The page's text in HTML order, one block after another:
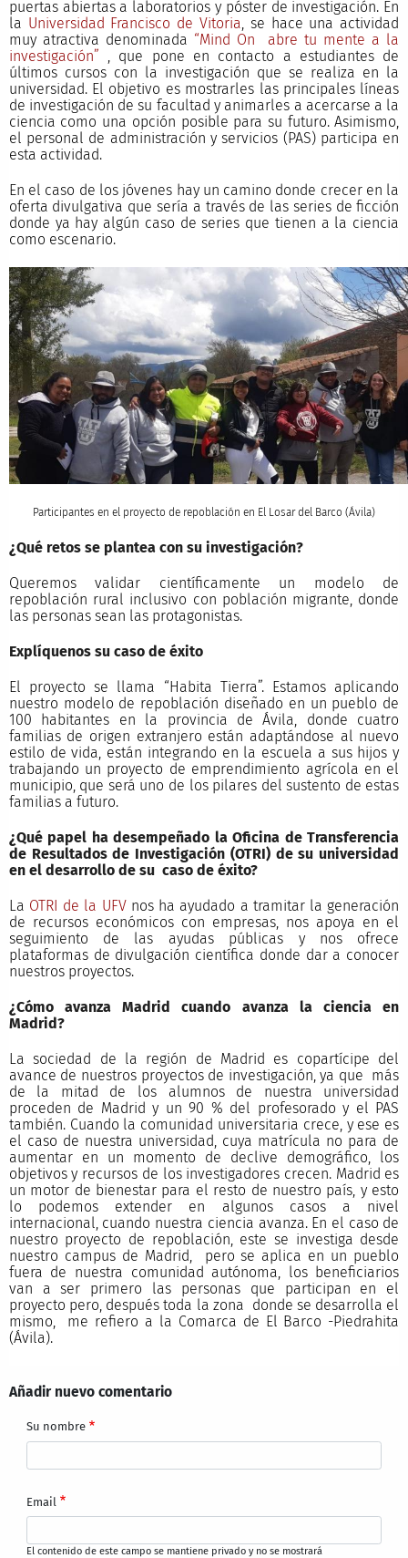
puertas abiertas a laboratorios y póster de investigación. En
la Universidad Francisco de Vitoria, se hace una actividad
muy atractiva denominada “Mind On abre tu mente a la
investigación” , que pone en contacto a estudiantes de
últimos cursos con la investigación que se realiza en la
universidad. El objetivo es mostrarles las principales líneas
de investigación de su facultad y animarles a acercarse a la
ciencia como una opción posible para su futuro. Asimismo,
el personal de administración y servicios (PAS) participa en
esta actividad.
En el caso de los jóvenes hay un camino donde crecer en la
oferta divulgativa que sería a través de las series de ficción
donde ya hay algún caso de series que tienen a la ciencia
como escenario.
Participantes en el proyecto de repoblación en El Losar del Barco (Ávila)
¿Qué retos se plantea con su investigación?
Queremos validar científicamente un modelo de
repoblación rural inclusivo con población migrante, donde
las personas sean las protagonistas.
Explíquenos su caso de éxito
El proyecto se llama “Habita Tierra”. Estamos aplicando
nuestro modelo de repoblación diseñado en un pueblo de
100 habitantes en la provincia de Ávila, donde cuatro
familias de origen extranjero están adaptándose al nuevo
estilo de vida, están integrando en la escuela a sus hijos y
trabajando un proyecto de emprendimiento agrícola en el
municipio, que será uno de los pilares del sustento de estas
familias a futuro.
¿Qué papel ha desempeñado la Oficina de Transferencia
de Resultados de Investigación (OTRI) de su universidad
en el desarrollo de su caso de éxito?
La OTRI de la UFVnos ha ayudado a tramitar la generación
de recursos económicos con empresas, nos apoya en el
seguimiento de las ayudas públicas y nos ofrece
plataformas de divulgación científica donde dar a conocer
nuestros proyectos.
¿Cómo avanza Madrid cuando avanza la ciencia en
Madrid?
La sociedad de la región de Madrid es copartícipe del
avance de nuestros proyectos de investigación, ya que más
de la mitad de los alumnos de nuestra universidad
proceden de Madrid y un 90 % del profesorado y el PAS
también. Cuando la comunidad universitaria crece, y ese es
el caso de nuestra universidad, cuya matrícula no para de
aumentar en un momento de declive demográfico, los
objetivos y recursos de los investigadores crecen. Madrid es
un motor de bienestar para el resto de nuestro país, y esto
lo podemos extender en algunos casos a nivel
internacional, cuando nuestra ciencia avanza. En el caso de
nuestro proyecto de repoblación, este se investiga desde
nuestro campus de Madrid, pero se aplica en un pueblo
fuera de nuestra comunidad autónoma, los beneficiarios
van a ser primero las personas que participan en el
proyecto pero, después toda la zona donde se desarrolla el
mismo, me refiero a la Comarca de El Barco -Piedrahita
(Ávila).
Añadir nuevo comentario
Su nombre
Email
El contenido de este campo se mantiene privado y no se mostrará